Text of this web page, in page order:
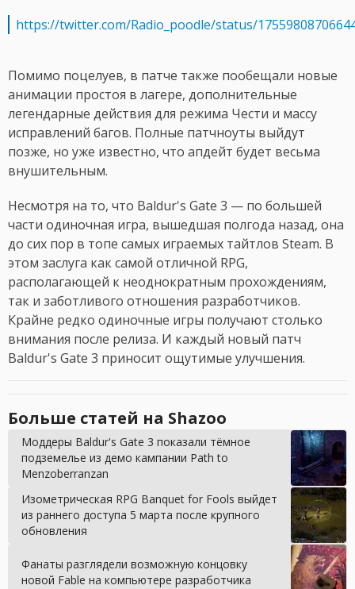
https://twitter.com/Radio_poodle/status/
Помимо поцелуев, в патче также пообещали новые
анимации простоя в лагере, дополнительные
легендарные действия для режима Чести и массу
исправлений багов. Полные патчноуты выйдут
позже, но уже известно, что апдейт будет весьма
внушительным.
Несмотря на то, что Baldur's Gate 3 — по большей
части одиночная игра, вышедшая полгода назад, она
до сих пор в топе самых играемых тайтлов Steam. В
этом заслуга как самой отличной RPG,
располагающей к неоднократным прохождениям,
так и заботливого отношения разработчиков.
Крайне редко одиночные игры получают столько
внимания после релиза. И каждый новый патч
Baldur's Gate 3 приносит ощутимые улучшения.
Больше статей на Shazoo
Моддеры Baldur's Gate 3 показали тёмное
подземелье из демо кампании Path to
Menzoberranzan
Изометрическая RPG Banquet for Fools выйдет
из раннего доступа 5 марта после крупного
обновления
Фанаты разглядели возможную концовку
новой Fable на компьютере разработчика